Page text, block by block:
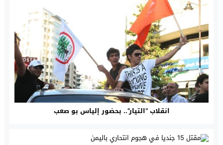
انقلاب “التيار”.. بحضور إلياس بو صعب